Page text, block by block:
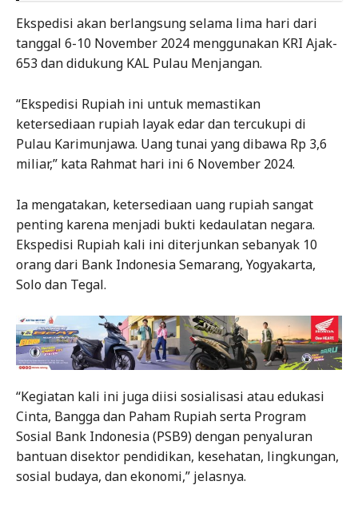
Ekspedisi akan berlangsung selama lima hari dari
tanggal 6-10 November 2024 menggunakan KRI Ajak-
653 dan didukung KAL Pulau Menjangan.
“Ekspedisi Rupiah ini untuk memastikan
ketersediaan rupiah layak edar dan tercukupi di
Pulau Karimunjawa. Uang tunai yang dibawa Rp 3,6
miliar,” kata Rahmat hari ini 6 November 2024.
Ia mengatakan, ketersediaan uang rupiah sangat
penting karena menjadi bukti kedaulatan negara.
Ekspedisi Rupiah kali ini diterjunkan sebanyak 10
orang dari Bank Indonesia Semarang, Yogyakarta,
Solo dan Tegal.
“Kegiatan kali ini juga diisi sosialisasi atau edukasi
Cinta, Bangga dan Paham Rupiah serta Program
Sosial Bank Indonesia (PSB9) dengan penyaluran
bantuan disektor pendidikan, kesehatan, lingkungan,
sosial budaya, dan ekonomi,” jelasnya.